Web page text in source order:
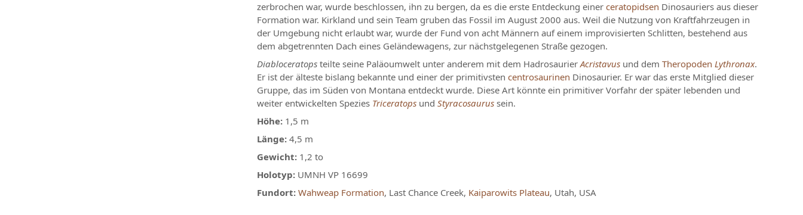
zerbrochen war, wurde beschlossen, ihn zu bergen, da es die erste Entdeckung einer ceratopidsen Dinosauriers aus dieser
Formation war. Kirkland und sein Team gruben das Fossil im August 2000 aus. Weil die Nutzung von Kraftfahrzeugen in
der Umgebung nicht erlaubt war, wurde der Fund von acht Männern auf einem improvisierten Schlitten, bestehend aus
dem abgetrennten Dach eines Geländewagens, zur nächstgelegenen Straße gezogen.
Diabloceratops teilte seine Paläoumwelt unter anderem mit dem HadrosaurierAcristavus und dem Theropoden Lythronax.
Er ist der älteste bislang bekannte und einer der primitivsten centrosaurinen Dinosaurier. Er war das erste Mitglied dieser
Gruppe, das im Süden von Montana entdeckt wurde. Diese Art könnte ein primitiver Vorfahr der später lebenden und
weiter entwickelten Spezies Triceratops und Styracosaurus sein.
Höhe: 1,5 m
Länge: 4,5 m
Gewicht: 1,2 to
Holotyp: UMNH VP 16699
Fundort: Wahweap Formation, Last Chance Creek, Kaiparowits Plateau, Utah, USA